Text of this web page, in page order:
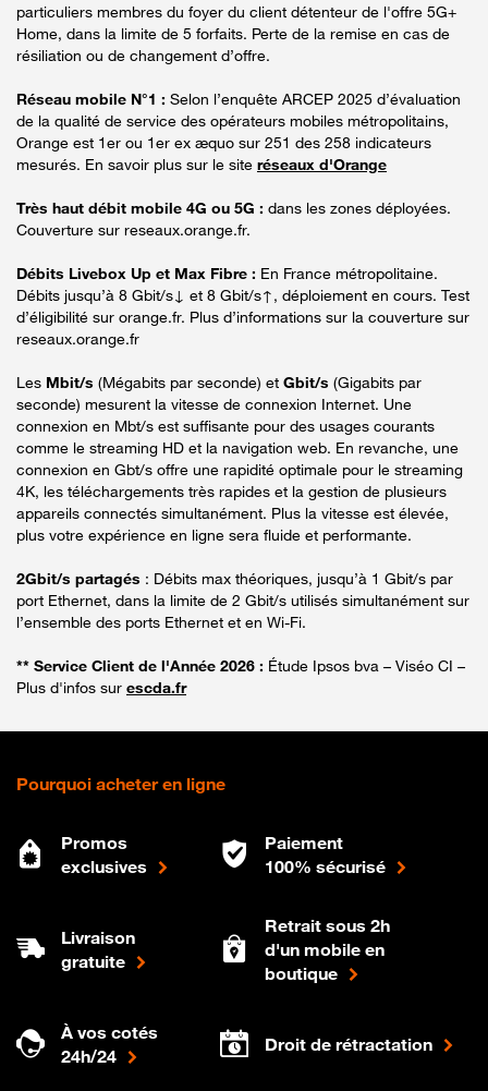
particuliers membres du foyer du client détenteur de l'offre 5G+
Home, dans la limite de 5 forfaits. Perte de la remise en cas de
résiliation ou de changement d’offre.
Réseau mobile N°1 : Selon l’enquête ARCEP 2025 d’évaluation
de la qualité de service des opérateurs mobiles métropolitains,
Orange est 1er ou 1er ex æquo sur 251 des 258 indicateurs
mesurés. En savoir plus sur le site réseaux d'Orange
Très haut débit mobile 4G ou 5G : dans les zones déployées.
Couverture sur reseaux.orange.fr.
Débits Livebox Up et Max Fibre : En France métropolitaine.
Débits jusqu’à 8 Gbit/s↓ et 8 Gbit/s↑, déploiement en cours. Test
d’éligibilité sur orange.fr. Plus d’informations sur la couverture sur
reseaux.orange.fr
Les Mbit/s (Mégabits par seconde) et Gbit/s (Gigabits par
seconde) mesurent la vitesse de connexion Internet. Une
connexion en Mbt/s est suffisante pour des usages courants
comme le streaming HD et la navigation web. En revanche, une
connexion en Gbt/s offre une rapidité optimale pour le streaming
4K, les téléchargements très rapides et la gestion de plusieurs
appareils connectés simultanément. Plus la vitesse est élevée,
plus votre expérience en ligne sera fluide et performante.
2Gbit/s partagés : Débits max théoriques, jusqu’à 1 Gbit/s par
port Ethernet, dans la limite de 2 Gbit/s utilisés simultanément sur
l’ensemble des ports Ethernet et en Wi-Fi.
** Service Client de l'Année 2026 : Étude Ipsos bva – Viséo CI –
Plus d'infos sur escda.fr
Pourquoi acheter en ligne
Promos
exclusives
Paiement
100% sécurisé
Livraison
gratuite
Retrait sous 2h
d'un mobile en
boutique
À vos cotés
24h/24
Droit de rétractation